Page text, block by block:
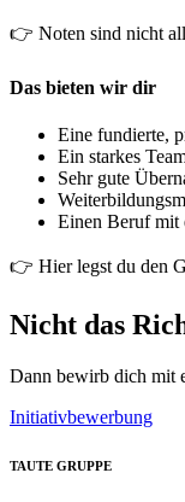
👉 Noten sind nicht
Das bieten wir dir
Eine fundierte,
Ein starkes
Sehr gute
Einen Beruf mit
👉 Hier legst du den
Nicht das
Dann bewirb dich mit
Initiativbewerbung
TAUTE GRUPPE